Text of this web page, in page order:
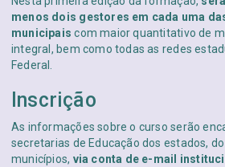
menos dois gestores em cada uma
municipais com maior quantitativo de
integral, bem como todas as redes
Federal.
Inscrição
As informações sobre o curso serão
secretarias de Educação dos estados,
municípios, via conta de e-mail